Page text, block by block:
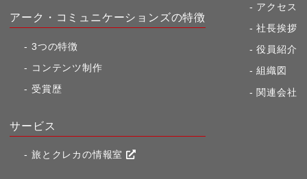
アーク・コミュニケーションズの特徴
3つの特徴
コンテンツ制作
受賞歴
サービス
旅とクレカの情報室
アクセス
社長挨拶
役員紹介
組織図
関連会社